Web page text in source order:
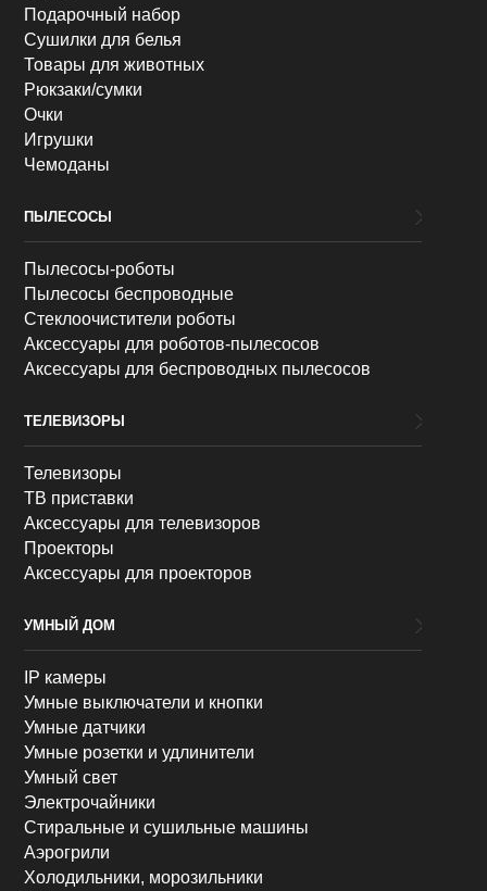
Подарочный набор
Сушилки для белья
Товары для животных
Рюкзаки/сумки
Очки
Игрушки
Чемоданы
ПЫЛЕСОСЫ
Пылесосы-роботы
Пылесосы беспроводные
Стеклоочистители роботы
Аксессуары для роботов-пылесосов
Аксессуары для беспроводных пылесосов
ТЕЛЕВИЗОРЫ
Телевизоры
ТВ приставки
Аксессуары для телевизоров
Проекторы
Аксессуары для проекторов
УМНЫЙ ДОМ
IP камеры
Умные выключатели и кнопки
Умные датчики
Умные розетки и удлинители
Умный свет
Электрочайники
Стиральные и сушильные машины
Аэрогрили
Холодильники, морозильники